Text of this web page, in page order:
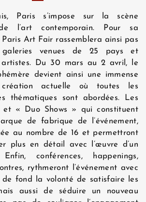
PHOTOS
CLIENTS
Paris s’impose sur la scène
l’art contemporain. Pour sa
Paris Art Fair rassemblera ainsi pas
venues de 25 pays et
Du 30 mars au 2 avril, le
devient ainsi une immense
actuelle où toutes les
thématiques sont abordées. Les
et « Duo Shows » qui constituent
de fabrique de l’événement,
au nombre de 16 et permettront
plus en détail avec l’œuvre d’un
conférences, happenings,
rythmeront l’événement avec
fond la volonté de satisfaire les
aussi de séduire un nouveau